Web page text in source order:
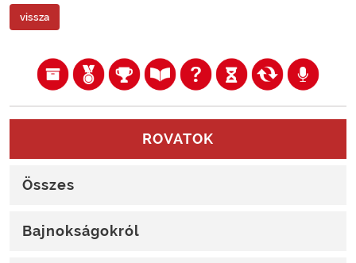
vissza
ROVATOK
Összes
Bajnokságokról